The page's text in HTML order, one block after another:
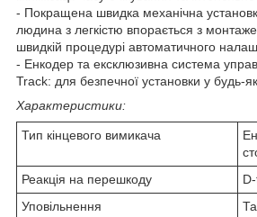
- Покращена швидка механічна
людина з легкістю впорається з
швидкій процедурі автоматичного
- Енкодер та ексклюзивна система
Track: для безпечної установки у будь-
Характеристики:
Тип кінцевого вимикача
Реакція на перешкоду
Уповільнення